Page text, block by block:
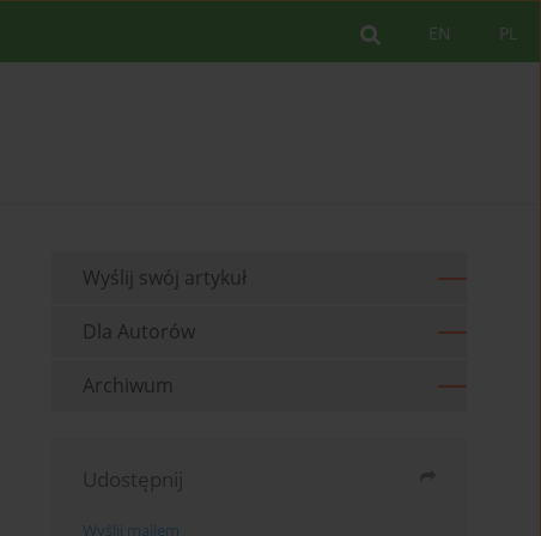
PL
EN
Wyślij swój artykuł
Dla Autorów
Archiwum
Udostępnij
Wyślij mailem